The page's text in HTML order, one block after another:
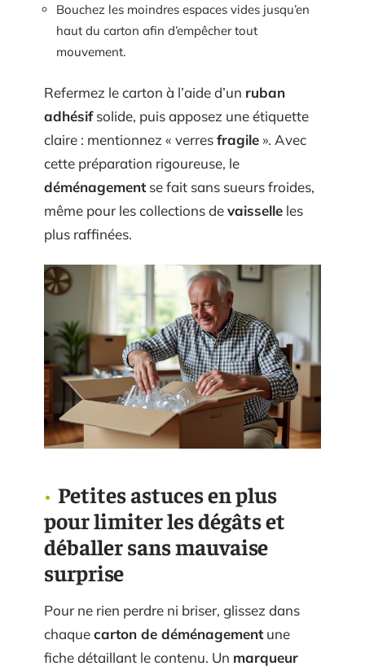
Bouchez les moindres espaces vides jusqu’en
haut du carton afin d’empêcher tout
mouvement.
Refermez le carton à l’aide d’un ruban
adhésifsolide, puis apposez une étiquette
claire : mentionnez « verresfragile ». Avec
cette préparation rigoureuse, le
déménagementse fait sans sueurs froides,
même pour les collections devaisselle les
plus raffinées.
Petites astuces en plus
pour limiter les dégâts et
déballer sans mauvaise
surprise
Pour ne rien perdre ni briser, glissez dans
chaquecarton de déménagementune
fiche détaillant le contenu. Un marqueur